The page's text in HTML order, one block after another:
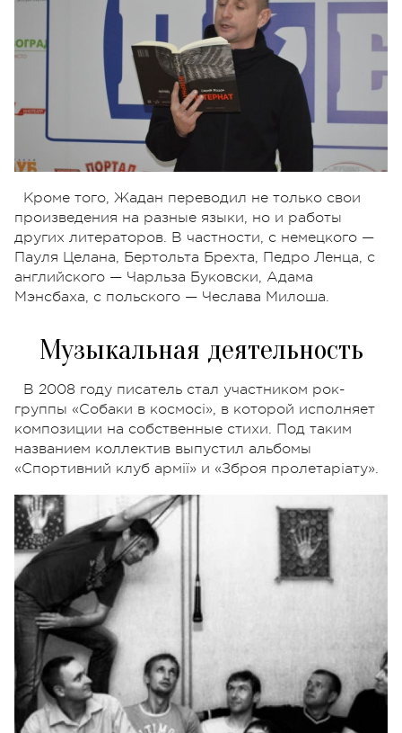
Кроме того, Жадан переводил не только свои
произведения на разные языки, но и работы
других литераторов. В частности, с немецкого —
Пауля Целана, Бертольта Брехта, Педро Ленца, с
английского — Чарльза Буковски, Адама
Мэнсбаха, с польского — Чеслава Милоша.
Музыкальная деятельность
В 2008 году писатель стал участником рок-
группы «Собаки в космосі», в которой исполняет
композиции на собственные стихи. Под таким
названием коллектив выпустил альбомы
«Спортивний клуб армії» и «Зброя пролетаріату».